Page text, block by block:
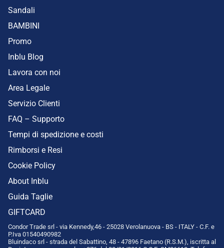
Sandali
BAMBINI
Promo
Inblu Blog
Lavora con noi
Area Legale
Servizio Clienti
FAQ – Supporto
Tempi di spedizione e costi
Rimborsi e Resi
Cookie Policy
About Inblu
Guida Taglie
GIFTCARD
Condor Trade srl - via Kennedy,46 - 25028 Verolanuova - BS - ITALY - C.F. e
P.Iva 01540490982
Bluindaco srl - strada del Sabattino, 48 - 47896 Faetano (R.S.M.), iscritta al